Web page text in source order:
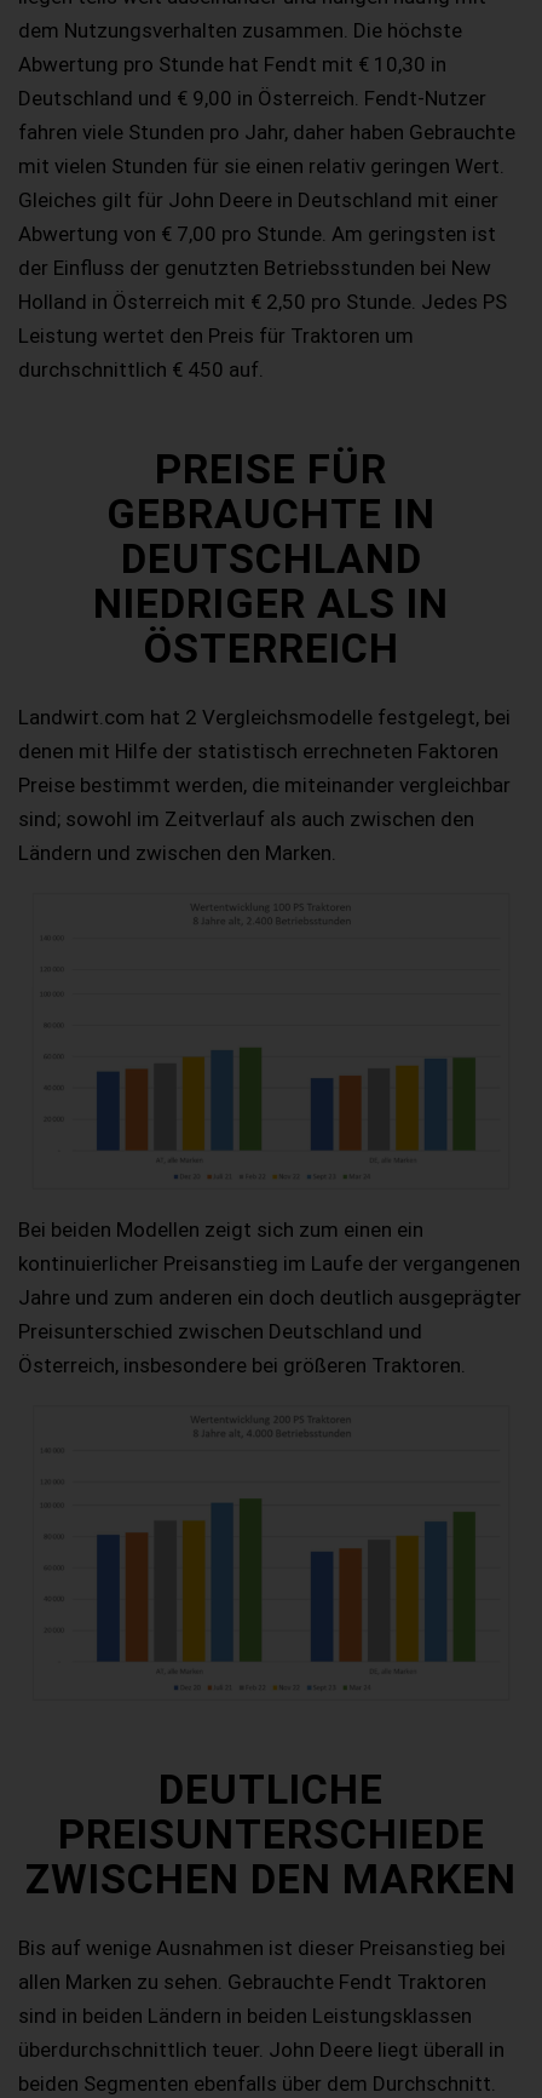
dem Nutzungsverhalten zusammen. Die höchste
Abwertung pro Stunde hat Fendt mit € 10,30 in
Deutschland und € 9,00 in Österreich. Fendt-Nutzer
fahren viele Stunden pro Jahr, daher haben Gebrauchte
mit vielen Stunden für sie einen relativ geringen Wert.
Gleiches gilt für John Deere in Deutschland mit einer
Abwertung von € 7,00 pro Stunde. Am geringsten ist
der Einfluss der genutzten Betriebsstunden bei New
Holland in Österreich mit € 2,50 pro Stunde. Jedes PS
Leistung wertet den Preis für Traktoren um
durchschnittlich € 450 auf.
PREISE FÜR
GEBRAUCHTE IN
DEUTSCHLAND
NIEDRIGER ALS IN
ÖSTERREICH
Landwirt.com hat 2 Vergleichsmodelle festgelegt, bei
denen mit Hilfe der statistisch errechneten Faktoren
Preise bestimmt werden, die miteinander vergleichbar
sind; sowohl im Zeitverlauf als auch zwischen den
Ländern und zwischen den Marken.
Bei beiden Modellen zeigt sich zum einen ein
kontinuierlicher Preisanstieg im Laufe der vergangenen
Jahre und zum anderen ein doch deutlich ausgeprägter
Preisunterschied zwischen Deutschland und
Österreich, insbesondere bei größeren Traktoren.
DEUTLICHE
PREISUNTERSCHIEDE
ZWISCHEN DEN MARKEN
Bis auf wenige Ausnahmen ist dieser Preisanstieg bei
allen Marken zu sehen. Gebrauchte Fendt Traktoren
sind in beiden Ländern in beiden Leistungsklassen
überdurchschnittlich teuer. John Deere liegt überall in
beiden Segmenten ebenfalls über dem Durchschnitt.